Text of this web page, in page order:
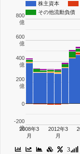
株主資本
その他流動負債
2008年3
月
2012年3
月
-200
億
0
200
億
400
億
600
億
800
億
3